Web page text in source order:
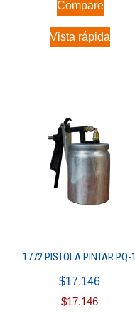
Compare
Vista rápida
1772 PISTOLA PINTAR PQ-1
$17.146
$17.146